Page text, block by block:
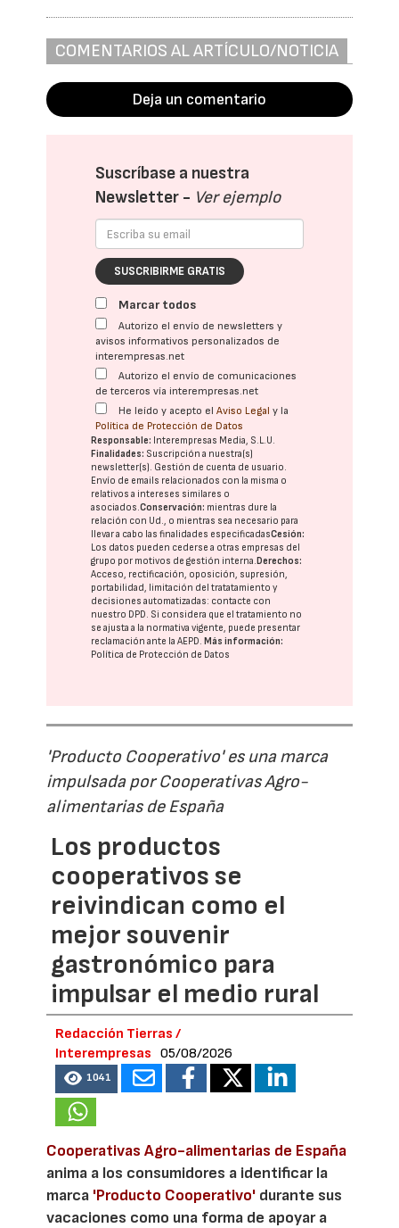
COMENTARIOS AL ARTÍCULO/NOTICIA
Deja un comentario
Suscríbase a nuestra
Newsletter - Ver ejemplo
SUSCRIBIRME GRATIS
Marcar todos
Autorizo el envío de newsletters y
avisos informativos personalizados de
interempresas.net
Autorizo el envío de comunicaciones
de terceros vía interempresas.net
He leído y acepto elAviso Legal y la
Política de Protección de Datos
Responsable: Interempresas Media, S.L.U.
Finalidades: Suscripción a nuestra(s)
newsletter(s). Gestión de cuenta de usuario.
Envío de emails relacionados con la misma o
relativos a intereses similares o
asociados.Conservación: mientras dure la
relación con Ud., o mientras sea necesario para
llevar a cabo las finalidades especificadasCesión:
Los datos pueden cederse a otras empresas del
grupo por motivos de gestión interna. Derechos:
Acceso, rectificación, oposición, supresión,
portabilidad, limitación del tratatamiento y
decisiones automatizadas: contacte con
nuestro DPD. Si considera que el tratamiento no
se ajusta a la normativa vigente, puede presentar
reclamación ante laAEPD. Más información:
Política de Protección de Datos
'Producto Cooperativo' es una marca
impulsada por Cooperativas Agro-
alimentarias de España
Los productos
cooperativos se
reivindican como el
mejor souvenir
gastronómico para
impulsar el medio rural
Redacción Tierras /
Interempresas
05/08/2026
1041
Cooperativas Agro-alimentarias de España
anima a los consumidores a identificar la
marca 'Producto Cooperativo' durante sus
vacaciones como una forma de apoyar a